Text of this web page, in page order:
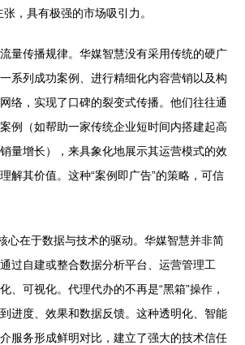
，具有极强的市场吸引力。
量传播规律。华媒智慧没有采用传统的硬广
系列成功案例、进行精细化内容营销以及构
络，实现了口碑的裂变式传播。他们往往通
例（如帮助一家传统企业短时间内搭建起高
量增长），来具象化地展示其运营模式的效
解其价值。这种“案例即广告”的策略，可信
心在于数据与技术的驱动。华媒智慧并非简
过自建或整合数据分析平台、运营管理工
、可视化。代理代办的不再是“黑箱”操作，
进度、效果和数据反馈。这种透明化、智能
服务形成鲜明对比，建立了强大的技术信任